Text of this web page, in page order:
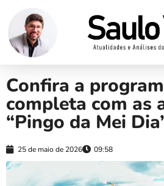
Confira a
completa com as
“Pingo da Mei
25 de maio de 2026 09:58